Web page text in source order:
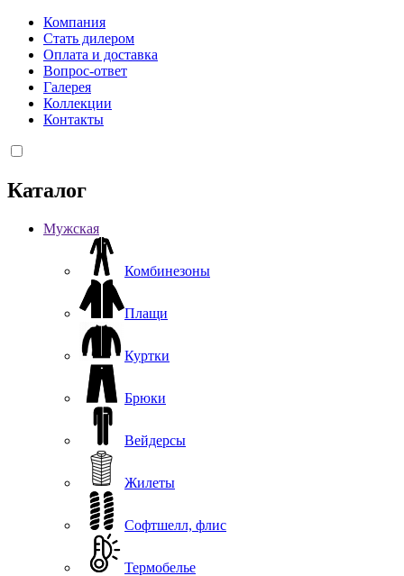
Компания
Стать дилером
Оплата и доставка
Вопрос-ответ
Галерея
Коллекции
Контакты
Каталог
Мужская
Комбинезоны
Плащи
Куртки
Брюки
Вейдерсы
Жилеты
Софтшелл, флис
Термобелье